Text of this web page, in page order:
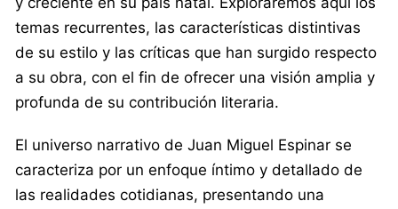
temas recurrentes, las características distintivas
de su estilo y las críticas que han surgido respecto
a su obra, con el fin de ofrecer una visión amplia y
profunda de su contribución literaria.
El universo narrativo de Juan Miguel Espinar se
caracteriza por un enfoque íntimo y detallado de
las realidades cotidianas, presentando una